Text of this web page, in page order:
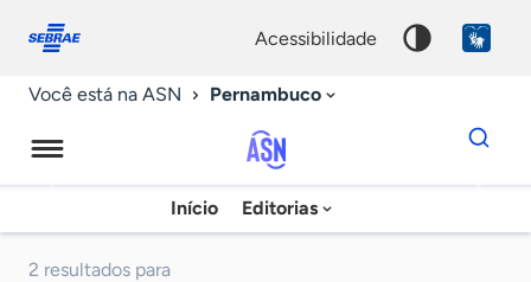
conosco
acessibilidade
Você está na ASN Pernambuco
Agência
Sebrae
Início Editorias
Dados
para
chave
2 resultados para